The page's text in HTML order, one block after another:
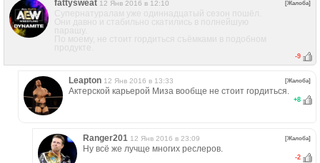
fattysweat 12 Янв 2016 в 12:10 [Жалоба]
Супернатуралам уже одиннадцатый сезон пошёл.
Они давно и стабильно скатились в полнейшую
парашу.
По моему, не стоит гордиться съёмками в подобном
продукте.
-9
Leapton 12 Янв 2016 в 13:33 [Жалоба]
Актерской карьерой Миза вообще не стоит гордиться.
+8
Ranger201 12 Янв 2016 в 23:09 [Жалоба]
Ну всё же лучще многих реслеров.
-2